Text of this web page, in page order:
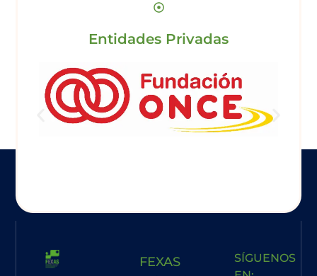
Entidades Privadas
FEXAS
SÍGUENOS